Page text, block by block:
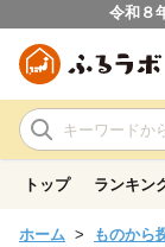
令和８
トップ ランキン
ホーム ものから